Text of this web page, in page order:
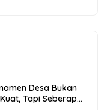
Desa Bukan
Tapi Seberapa